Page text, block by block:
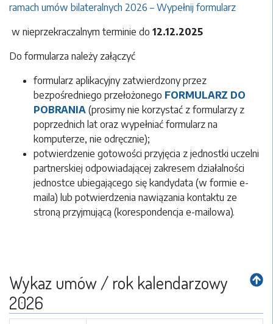
ramach umów bilateralnych 2026 – Wypełnij formularz
w nieprzekraczalnym terminie do 12.12.2025
Do formularza należy załączyć
formularz aplikacyjny zatwierdzony przez
bezpośredniego przełożonego FORMULARZ DO
POBRANIA (prosimy nie korzystać z formularzy z
poprzednich lat oraz wypełniać formularz na
komputerze, nie odręcznie);
potwierdzenie gotowości przyjęcia z jednostki uczelni
partnerskiej odpowiadającej zakresem działalności
jednostce ubiegającego się kandydata (w formie e-
maila) lub potwierdzenia nawiązania kontaktu ze
stroną przyjmującą (korespondencja e-mailowa).
Wykaz umów / rok kalendarzowy
2026